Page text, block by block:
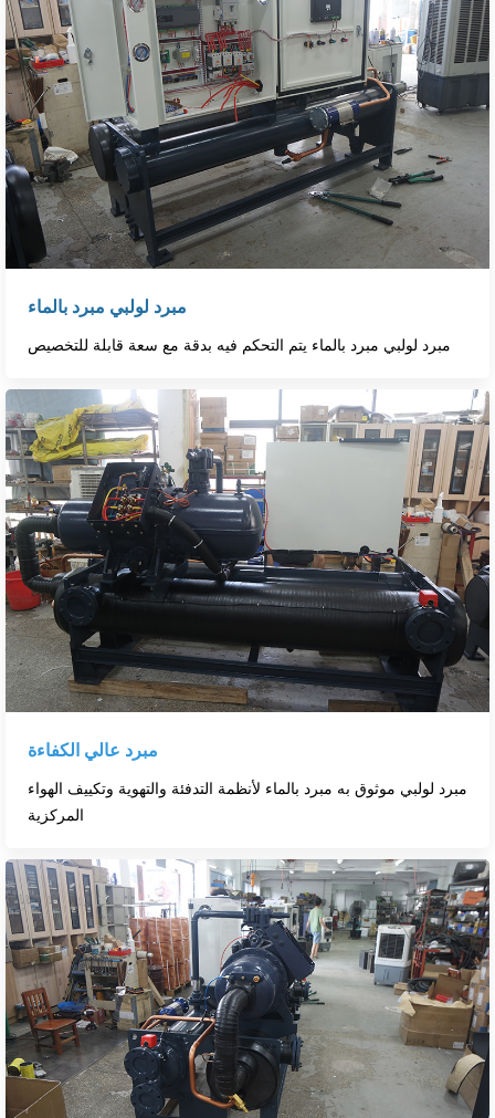
مبرد لولبي مبرد بالماء
مبرد لولبي مبرد بالماء يتم التحكم فيه بدقة مع سعة قابلة للتخصيص
مبرد عالي الكفاءة
مبرد لولبي موثوق به مبرد بالماء لأنظمة التدفئة والتهوية وتكييف الهواء
المركزية